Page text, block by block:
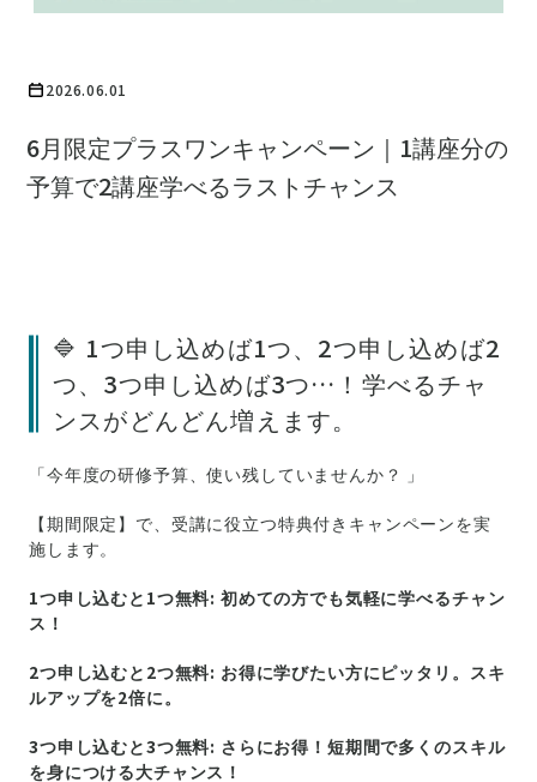
2026.06.01
6月限定プラスワンキャンペーン｜1講座分の
予算で2講座学べるラストチャンス
🔷 1つ申し込めば1つ、2つ申し込めば2
つ、3つ申し込めば3つ…！学べるチャ
ンスがどんどん増えます。
「今年度の研修予算、使い残していませんか？ 」
【期間限定】で、受講に役立つ特典付きキャンペーンを実
施します。
1つ申し込むと1つ無料: 初めての方でも気軽に学べるチャン
ス！
2つ申し込むと2つ無料: お得に学びたい方にピッタリ。スキ
ルアップを2倍に。
3つ申し込むと3つ無料: さらにお得！短期間で多くのスキル
を身につける大チャンス！